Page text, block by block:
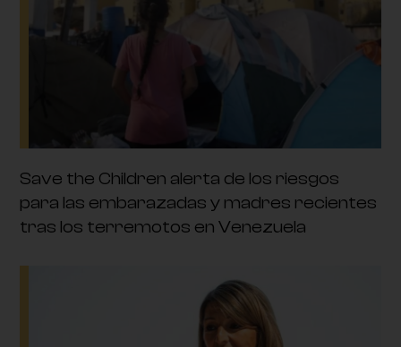
Save the Children alerta de los riesgos
para las embarazadas y madres recientes
tras los terremotos en Venezuela